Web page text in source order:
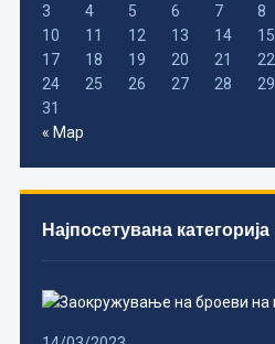
3
4 5 6 7 8
10
11 12 13 14 15
17
18 19 20 21 22
24
25 26 27 28 29
31
« Мар
Најпосетувана категорија